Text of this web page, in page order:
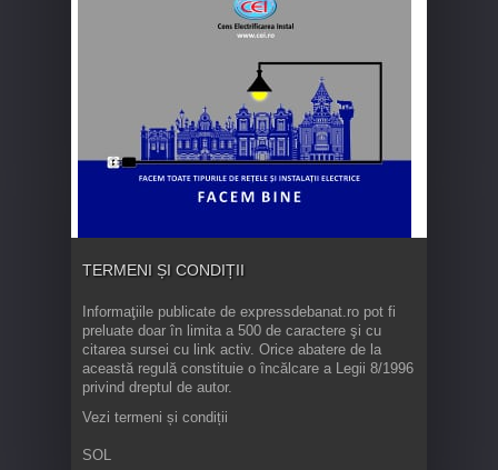
TERMENI ȘI CONDIȚII
Informaţiile publicate de expressdebanat.ro pot fi
preluate doar în limita a 500 de caractere şi cu
citarea sursei cu link activ. Orice abatere de la
această regulă constituie o încălcare a Legii 8/1996
privind dreptul de autor.
Vezi termeni și condiții
SOL